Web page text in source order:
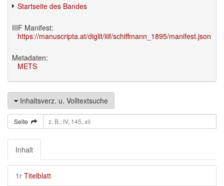
Startseite des Bandes
IIIF Manifest:
https://manuscripta.at/diglit/iiif/schiffmann_1895/manifest.json
Metadaten:
METS
Inhaltsverz. u. Volltextsuche
Seite
Inhalt
1r Titelblatt